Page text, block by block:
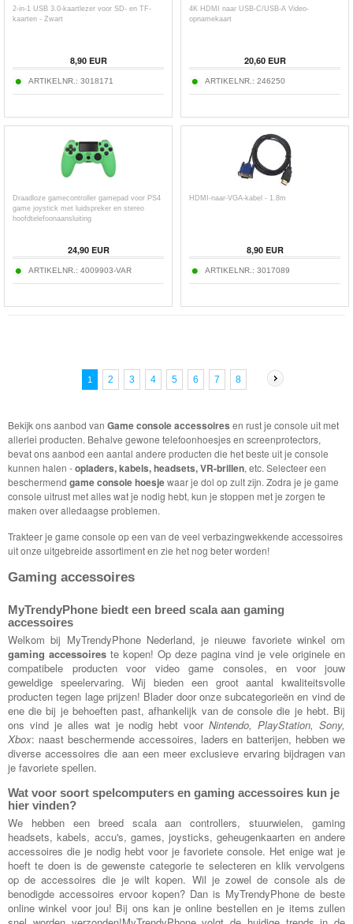
2-in-1 USB 3.0-kaartlezer voor SD- en TF-
kaarten - Zwart
8,90EUR
ARTIKELNR.: 3018171
4K HDMI naar USB-C/USB-A Video-
opnamekaart
20,60EUR
ARTIKELNR.: 246250
Draadloze gamecontroller gamepad voor PS4
game joystick met luidspreker en stereo
hoofdtelefoonaansluiting
24,90EUR
ARTIKELNR.: 4009903-VAR
HDMI-naar-VGA-kabel - 1.8m
8,90EUR
ARTIKELNR.: 3017089
1 2 3 4 5 6 7 8
Bekijk ons aanbod van Game console accessoires en rust je console uit met
allerlei producten. Behalve gewone telefoonhoesjes en screenprotectors,
bevat ons aanbod een aantal andere producten die het beste uit je console
kunnen halen -opladers, kabels, headsets, VR-brillen, etc. Selecteer een
beschermend game console hoesjewaar je dol op zult zijn. Zodra je je game
console uitrust met alles wat je nodig hebt, kun je stoppen met je zorgen te
maken over alledaagse problemen.
Trakteer je game console op een van de veel verbazingwekkende accessoires
uit onze uitgebreide assortiment en zie het nog beter worden!
Gaming accessoires
MyTrendyPhone biedt een breed scala aan gaming
accessoires
Welkom bij MyTrendyPhone Nederland, je nieuwe favoriete winkel om
gaming accessoires te kopen! Op deze pagina vind je vele originele en
compatibele producten voor video game consoles, en voor jouw
geweldige speelervaring. Wij bieden een groot aantal kwaliteitsvolle
producten tegen lage prijzen! Blader door onze subcategorieën en vind de
ene die bij je behoeften past, afhankelijk van de console die je hebt. Bij
ons vind je alles wat je nodig hebt voorNintendo, PlayStation, Sony,
Xbox: naast beschermende accessoires, laders en batterijen, hebben we
diverse accessoires die aan een meer exclusieve ervaring bijdragen van
je favoriete spellen.
Wat voor soort spelcomputers en gaming accessoires kun je
hier vinden?
We hebben een breed scala aan controllers, stuurwielen, gaming
headsets, kabels, accu's, games, joysticks, geheugenkaarten en andere
accessoires die je nodig hebt voor je favoriete console. Het enige wat je
hoeft te doen is de gewenste categorie te selecteren en klik vervolgens
op de accessoires die je wilt kopen. Wil je zowel de console als de
benodigde accessoires ervoor kopen? Dan is MyTrendyPhone de beste
online winkel voor jou! Bij ons kan je online bestellen en je items zullen